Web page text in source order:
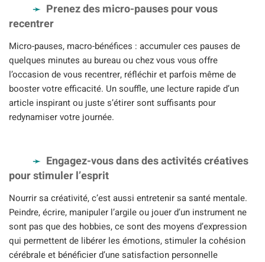
Prenez des micro-pauses pour vous
recentrer
Micro-pauses, macro-bénéfices : accumuler ces pauses de
quelques minutes au bureau ou chez vous vous offre
l’occasion de vous recentrer, réfléchir et parfois même de
booster votre efficacité. Un souffle, une lecture rapide d’un
article inspirant ou juste s’étirer sont suffisants pour
redynamiser votre journée.
Engagez-vous dans des activités créatives
pour stimuler l’esprit
Nourrir sa créativité, c’est aussi entretenir sa santé mentale.
Peindre, écrire, manipuler l’argile ou jouer d’un instrument ne
sont pas que des hobbies, ce sont des moyens d’expression
qui permettent de libérer les émotions, stimuler la cohésion
cérébrale et bénéficier d’une satisfaction personnelle